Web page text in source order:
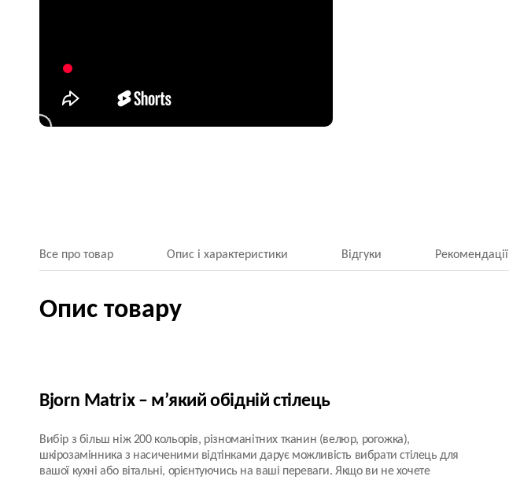
Все про товар Опис і характеристики Відгуки Рекомендації
Опис товару
Bjorn Matrix – м’який обідній стілець
Вибір з більш ніж 200 кольорів, різноманітних тканин (велюр, рогожка),
шкірозамінника з насиченими відтінками дарує можливість вибрати стілець для
вашої кухні або вітальні, орієнтуючись на ваші переваги. Якщо ви не хочете